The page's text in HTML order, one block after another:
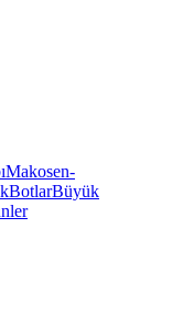
Makosen-
BotlarBüyük